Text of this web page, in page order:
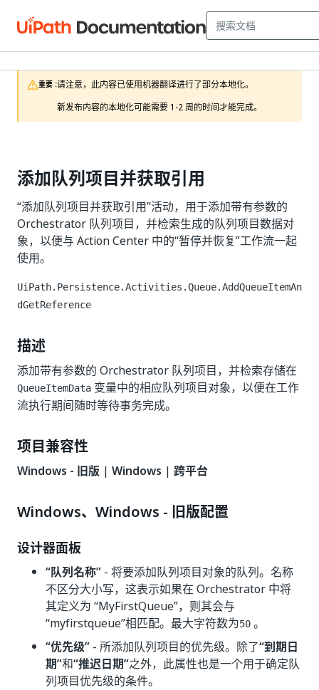
重要 :请注意，此内容已使用机器翻译进行了部分本地化。
新发布内容的本地化可能需要 1-2 周的时间才能完成。
添加队列项目并获取引用
“添加队列项目并获取引用”活动，用于添加带有参数的
Orchestrator 队列项目，并检索生成的队列项目数据对
象，以便与 Action Center 中的“暂停并恢复”工作流一起
使用。
UiPath.Persistence.Activities.Queue.AddQueueItemAn
dGetReference
描述
添加带有参数的 Orchestrator 队列项目，并检索存储在
QueueItemData 变量中的相应队列项目对象，以便在工作
流执行期间随时等待事务完成。
项目兼容性
Windows - 旧版 | Windows | 跨平台
Windows、Windows - 旧版配置
设计器面板
“队列名称” - 将要添加队列项目对象的队列。名称
不区分大小写，这表示如果在 Orchestrator 中将
其定义为 “MyFirstQueue”，则其会与
“myfirstqueue”相匹配。最大字符数为50 。
“优先级” - 所添加队列项目的优先级。除了“到期日
期”和“推迟日期”之外，此属性也是一个用于确定队
列项目优先级的条件。